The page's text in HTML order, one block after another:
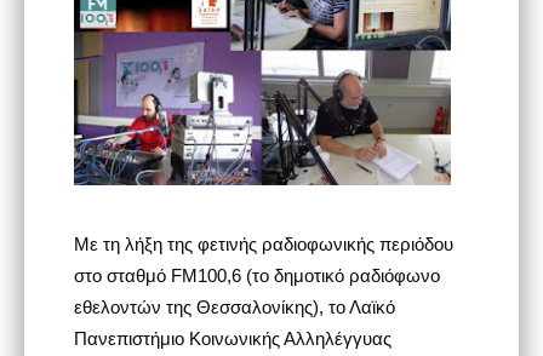
Με τη λήξη της φετινής ραδιοφωνικής περιόδου
στο σταθμό FM100,6 (το δημοτικό ραδιόφωνο
εθελοντών της Θεσσαλονίκης), το Λαϊκό
Πανεπιστήμιο Κοινωνικής Αλληλέγγυας